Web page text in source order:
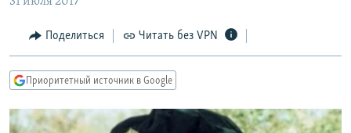
Вернутся
Вернутся
поиску
МНЕНИЯ
КУЛЬТУРА
КАВКАЗ.РЕАЛИИ
СЕВЕР.РЕАЛИИ
Поделиться Читать без VPN
Приоритетный источник в Google